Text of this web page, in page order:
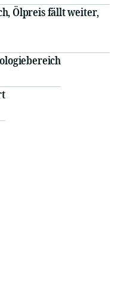
Ölpreis fällt weiter,